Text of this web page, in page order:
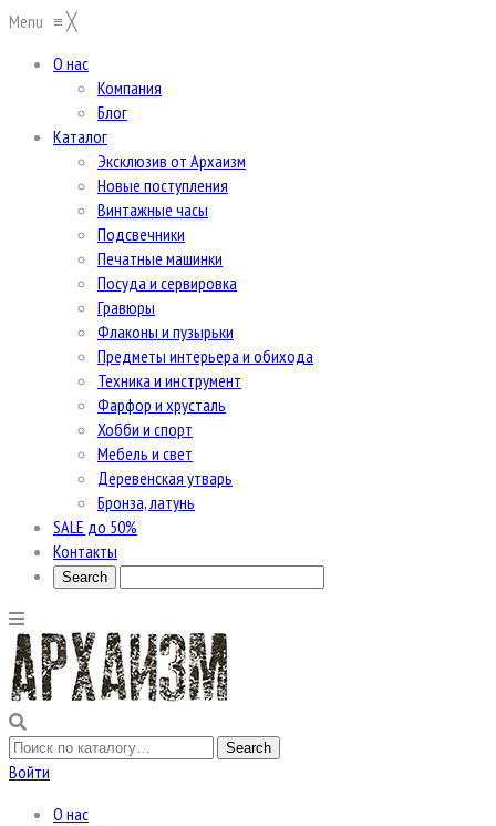
Menu ≡╳
О нас
Компания
Блог
Каталог
Эксклюзив от Архаизм
Новые поступления
Винтажные часы
Подсвечники
Печатные машинки
Посуда и сервировка
Гравюры
Флаконы и пузырьки
Предметы интерьера и обихода
Техника и инструмент
Фарфор и хрусталь
Хобби и спорт
Мебель и свет
Деревенская утварь
Бронза, латунь
SALE до 50%
Контакты
Войти
О нас